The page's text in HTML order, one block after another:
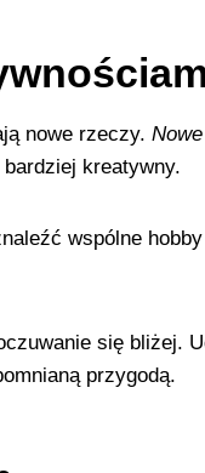
nowe rzeczy.
kreatywny.
wspólne
się bliżej.
przygodą.